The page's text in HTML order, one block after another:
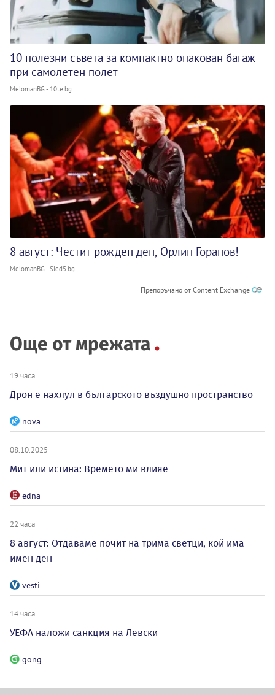
10 полезни съвета за компактно опакован багаж
при самолетен полет
MelomanBG - 10te.bg
8 август: Честит рожден ден, Орлин Горанов!
MelomanBG - Sled5.bg
Препоръчано от Content Exchange
Още от мрежата
19 часа
Дрон е нахлул в българското въздушно пространство
nova
08.10.2025
Мит или истина: Времето ми влияе
edna
22 часа
8 август: Отдаваме почит на трима светци, кой има
имен ден
vesti
14 часа
УЕФА наложи санкция на Левски
gong